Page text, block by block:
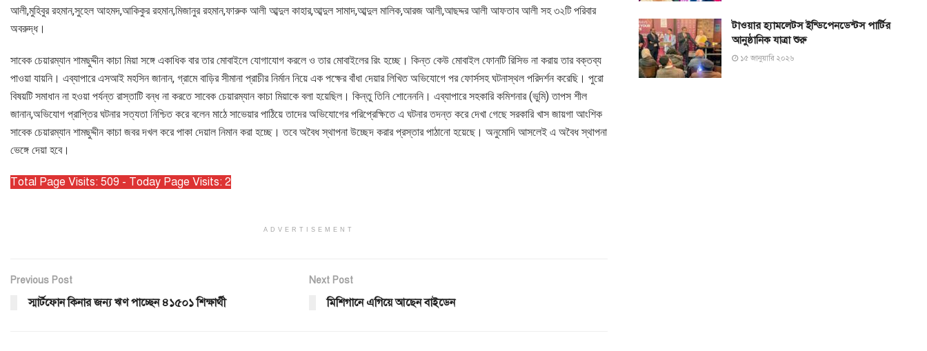
আলী,মুহিবুর রহমান,সুহেল আহমদ,আকিকুর রহমান,মিজানুর রহমান,ফারুক আলী আব্দুল কাহার,আব্দুল সামাদ,আব্দুল মালিক,আরজ আলী,আছদ্দর আলী আফতাব আলী সহ ৩২টি পরিবার
অবরুদ্ধ।
সাবেক চেয়ারম্যান শামছুদ্দীন কাচা মিয়া সঙ্গে একাধিক বার তার মোবাইলে যোগাযোগ করলে ও তার মোবাইলের রিং হচ্ছে। কিন্ত কেউ মোবাইল ফোনটি রিসিভ না করায় তার বক্তব্য
পাওয়া যায়নি। এব্যাপারে এসআই মহসিন জানান, গ্রামে বাড়ির সীমানা প্রাচীর নির্মান নিয়ে এক পক্ষের বাঁধা দেয়ার লিখিত অভিযোগে পর ফোর্সসহ ঘটনাস্থল পরিদর্শন করেছি। পুরো
বিষয়টি সমাধান না হওয়া পর্যন্ত রাস্তাটি বন্ধ না করতে সাবেক চেয়ারম্যান কাচা মিয়াকে বলা হয়েছিল। কিন্তু তিনি শোনেননি। এব্যাপারে সহকারি কমিশনার (ভুমি) তাপস শীল
জানান,অভিযোগ প্রাপ্তির ঘটনার সত্যতা নিশ্চিত করে বলেন মাঠে সাভেয়ার পাঠিয়ে তাদের অভিযোগের পরিপ্রেক্ষিতে এ ঘটনার তদন্ত করে দেখা গেছে সরকারি খাস জায়গা আংশিক
সাবেক চেয়ারম্যান শামছুদ্দীন কাচা জবর দখল করে পাকা দেয়াল নিমান করা হচ্ছে। তবে অবৈধ স্থাপনা উচ্ছেদ করার প্রস্তার পাঠানো হয়েছে। অনুমোদি আসলেই এ অবৈধ স্থাপনা
ভেঙ্গে দেয়া হবে।
Total Page Visits: 509 - Today Page Visits: 2
ADVERTISEMENT
Previous Post
স্মার্টফোন কিনার জন্য ঋণ পাচ্ছেন ৪১৫০১ শিক্ষার্থী
Next Post
মিশিগানে এগিয়ে আছেন বাইডেন
টাওয়ার হ্যামলেটস ইন্ডিপেনডেন্টস পার্টির
আনুষ্ঠানিক যাত্রা শুরু
১৫ জানুয়ারি ২০২৬